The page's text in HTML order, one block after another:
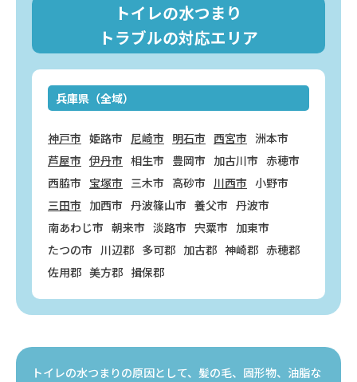
トイレの水つまり
トラブルの対応エリア
兵庫県（全域）
神戸市 姫路市 尼崎市 明石市 西宮市 洲本市
芦屋市 伊丹市 相生市 豊岡市 加古川市 赤穂市
西脇市 宝塚市 三木市 高砂市 川西市 小野市
三田市 加西市 丹波篠山市 養父市 丹波市
南あわじ市 朝来市 淡路市 宍粟市 加東市
たつの市 川辺郡 多可郡 加古郡 神崎郡 赤穂郡
佐用郡 美方郡 揖保郡
トイレの水つまりの原因として、髪の毛、固形物、油脂な